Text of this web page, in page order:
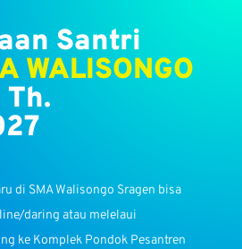
Santri
WALISONGO
Th.
di SMA Walisongo Sragen bisa
daring atau melelaui
ke Komplek Pondok Pesantren